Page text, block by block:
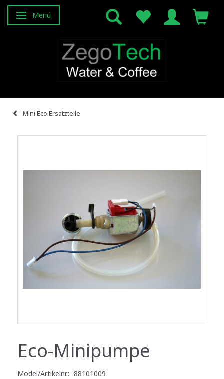
Anzeige ändern
Menü
Mini Eco Ersatzteile
Eco-Minipumpe
Model/Artikelnr.: 88101009